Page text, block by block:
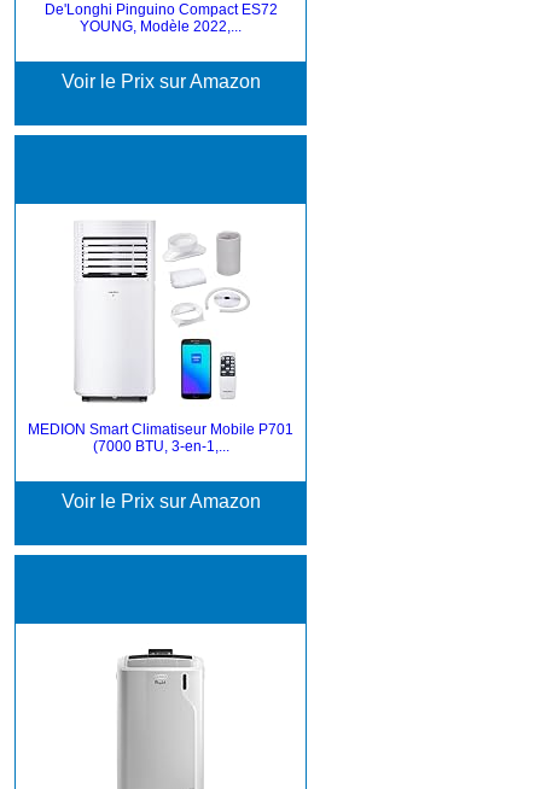
De'Longhi Pinguino Compact ES72
YOUNG, Modèle 2022,...
Voir le Prix sur Amazon
MEDION Smart Climatiseur Mobile P701
(7000 BTU, 3-en-1,...
Voir le Prix sur Amazon